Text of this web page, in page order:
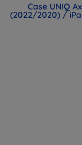
Case UNIQ
(2022/2020) /